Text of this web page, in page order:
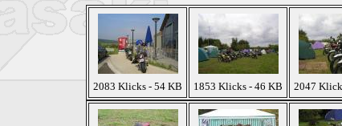
2083 Klicks - 54 KB 1853 Klicks - 46 KB 2047